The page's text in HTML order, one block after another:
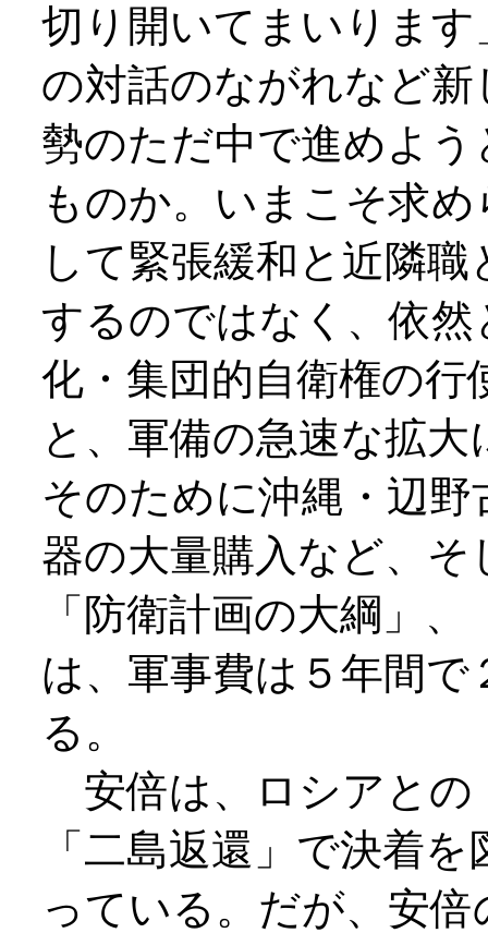
切り開いてまいりま
の対話のながれなど
勢のただ中で進めよ
ものか。いまこそ求
して緊張緩和と近隣
するのではなく、依
化・集団的自衛権の
と、軍備の急速な拡
そのために沖縄・辺
器の大量購入など、
「防衛計画の大綱」
は、軍事費は５年間
る。
安倍は、ロシアとの
「二島返還」で決着
っている。だが、安